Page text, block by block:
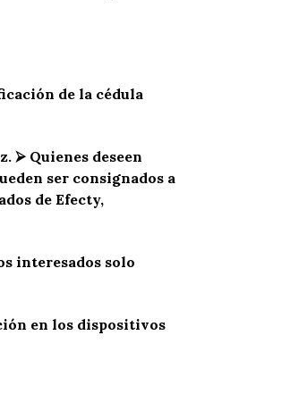
de la cédula
⮚ Quienes deseen
ser consignados a
de Efecty,
interesados solo
en los dispositivos